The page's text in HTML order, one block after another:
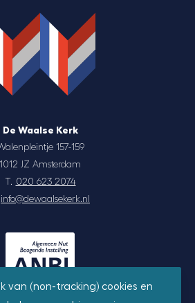
De Waalse Kerk
157-159
1012 JZ Amsterdam
T. 020 623 2074
info@dewaalsekerk.nl
van (non-tracking) cookies en